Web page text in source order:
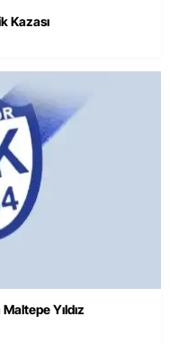
Kazası
Yıldız